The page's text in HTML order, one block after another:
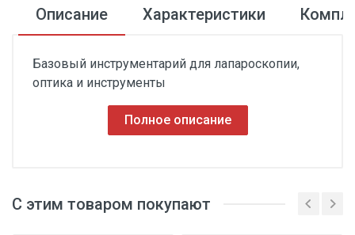
Описание Характеристики
Базовый инструментарий для лапароскопии,
оптика и инструменты
Полное описание
С этим товаром покупают